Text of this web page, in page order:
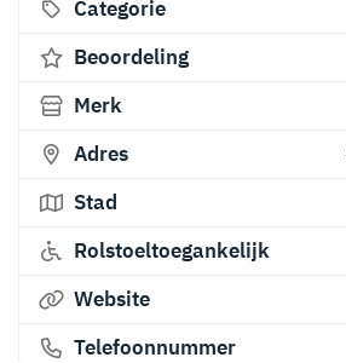
Categorie
Beoordeling
Merk
Adres
Stad
Rolstoeltoegankelijk
Website
Telefoonnummer